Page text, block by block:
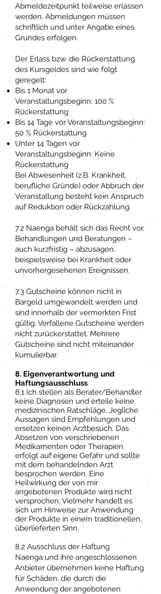
Abmeldezeitpunkt teilweise erlassen
werden. Abmeldungen müssen
schriftlich und unter Angabe eines
Grundes erfolgen.
Der Erlass bzw. die Rückerstattung
des Kursgeldes sind wie folgt
geregelt:
Bis 1 Monat vor
Veranstaltungsbeginn: 100 %
Rückerstattung
Bis 14 Tage vor Veranstaltungsbeginn:
50 % Rückerstattung
Unter 14 Tagen vor
Veranstaltungsbeginn: Keine
Rückerstattung
Bei Abwesenheit (z.B. Krankheit,
berufliche Gründe) oder Abbruch der
Veranstaltung besteht kein Anspruch
auf Reduktion oder Rückzahlung.
7.2 Naenga behält sich das Recht vor,
Behandlungen und Beratungen –
auch kurzfristig – abzusagen,
beispielsweise bei Krankheit oder
unvorhergesehenen Ereignissen.
7.3 Gutscheine können nicht in
Bargeld umgewandelt werden und
sind innerhalb der vermerkten Frist
gültig. Verfallene Gutscheine werden
nicht zurückerstattet. Mehrere
Gutscheine sind nicht miteinander
kumulierbar.
8. Eigenverantwortung und
Haftungsausschluss
8.1 Ich stellen als Berater/Behandler
keine Diagnosen und erteile keine
medizinischen Ratschläge. Jegliche
Aussagen sind Empfehlungen und
ersetzen keinen Arztbesuch. Das
Absetzen von verschriebenen
Medikamenten oder Therapien
erfolgt auf eigene Gefahr und sollte
mit dem behandelnden Arzt
besprochen werden. Eine
Heilwirkung der von mir
angebotenen Produkte wird nicht
versprochen. Vielmehr handelt es
sich um Hinweise zur Anwendung
der Produkte in einem traditionellen,
überlieferten Sinn.
8.2 Ausschluss der Haftung
Naenga und ihre angeschlossenen
Anbieter übernehmen keine Haftung
für Schäden, die durch die
Anwendung der angebotenen